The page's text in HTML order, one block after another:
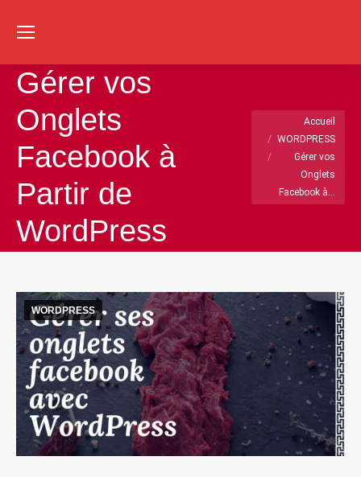
:
Gérer vos
Onglets
Facebook à
Partir de
WordPress
Vous êtes ici :
Accueil
WORDPRESS
Gérer vos
Onglets
Facebook à…
WORDPRESS